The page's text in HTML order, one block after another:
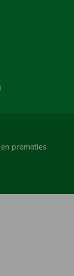
promoties